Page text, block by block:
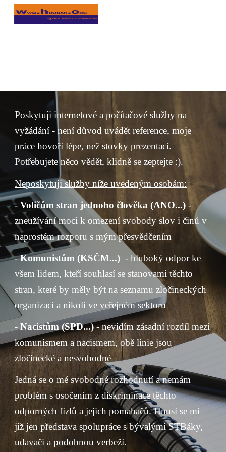
Skip to main content
Poskytuji internetové a počítačové služby na
vyžádání - není důvod uvádět reference, moje
práce hovoří lépe, než stovky prezentací.
Potřebujete něco vědět, klidně se zeptejte :).
Neposkytuji služby níže uvedeným osobám:
- Voličům stran jednoho člověka (ANO...) -
zneužívání moci k omezení svobody slov i činů v
naprostém rozporu s mým přesvědčením
- Komunistům (KSČM...)
  - hluboký odpor ke
všem lidem, kteří souhlasí se stanovami těchto
stran, které by měly být na seznamu zločineckých
organizací a nikoli ve veřejném sektoru
- Nacistům (SPD...) - nevidím zásadní rozdíl mezi
komunismem a nacismem, obě linie jsou
zločinecké a nesvobodné
Jedná se o mé svobodné rozhodnutí a nemám
problém s osočením z diskriminace těchto
odporných fízlů a jejich pomahačů. Hnusí se mi
již jen představa spolupráce s bývalými STBáky,
udavači a podobnou verbeží.